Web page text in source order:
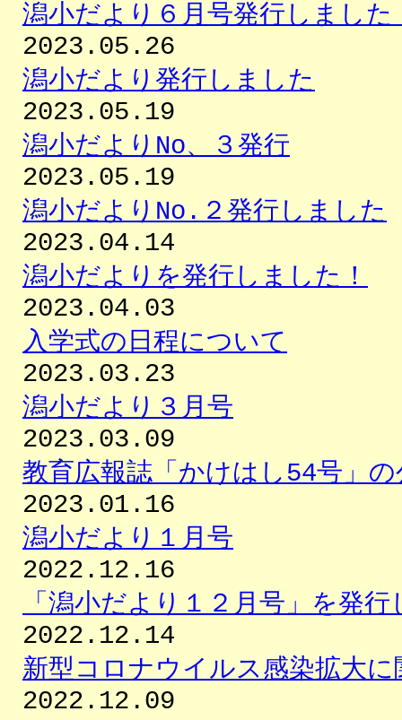
潟小だより６月号発行しました
2023.05.26
潟小だより発行しました
2023.05.19
潟小だよりNo、３発行
2023.05.19
潟小だよりNo.２発行しました
2023.04.14
潟小だよりを発行しました！
2023.04.03
入学式の日程について
2023.03.23
潟小だより３月号
2023.03.09
教育広報誌「かけはし54号」
2023.01.16
潟小だより１月号
2022.12.16
「潟小だより１２月号」を発
2022.12.14
新型コロナウイルス感染拡大
2022.12.09